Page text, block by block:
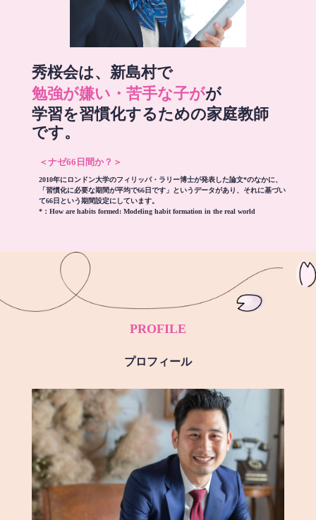
秀桜会は、新島村で
勉強が嫌い・苦手な子がが
学習を習慣化するための家庭教師
です。
＜ナゼ66日間か？＞
2010年にロンドン大学のフィリッパ・ラリー博士が発表した論文*のなかに、
「習慣化に必要な期間が平均で66日です」というデータがあり、それに基づい
て66日という期間設定にしています。
*： How are habits formed: Modeling habit formation in the real world
PROFILE
プロフィール